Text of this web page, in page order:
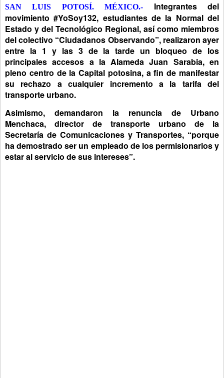
SAN LUIS POTOSÍ. MÉXICO.-
Integrantes del
movimiento #YoSoy132, estudiantes de la Normal del
Estado y del Tecnológico Regional, así como miembros
del colectivo “Ciudadanos Observando”, realizaron ayer
entre la 1 y las 3 de la tarde un bloqueo de los
principales accesos a la Alameda Juan Sarabia, en
pleno centro de la Capital potosina, a fin de manifestar
su rechazo a cualquier incremento a la tarifa del
transporte urbano.
Asimismo, demandaron la renuncia de Urbano
Menchaca, director de transporte urbano de la
Secretaría de Comunicaciones y Transportes, “porque
ha demostrado ser un empleado de los permisionarios y
estar al servicio de sus intereses”.